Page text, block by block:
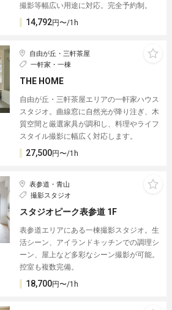
撮影等幅広い用途に対応。完全予約制。
14,792円〜/1h
自由が丘・三軒茶屋
一軒家・一棟
THE HOME
自由が丘・三軒茶屋エリアの一軒家ハウス
スタジオ。曲線窓に自然光が降り注ぎ、木
質空間と厳選家具が調和し、料理やライフ
スタイル撮影に幅広く対応します。
27,500円〜/1h
表参道・青山
撮影スタジオ
スタジオピーク表参道 1F
表参道エリアにある一棟撮影スタジオ。生
活シーン、アイランドキッチンでの調理シ
ーン、屋上など多彩なシーン撮影が可能。
控室も複数完備。
18,700円〜/1h